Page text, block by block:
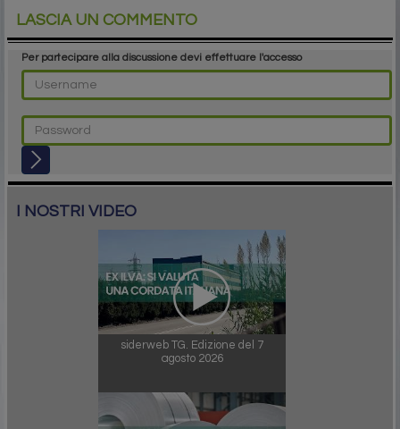
LASCIA UN COMMENTO
Per partecipare alla discussione devi effettuare l'accesso
I NOSTRI VIDEO
siderweb TG. Edizione del 7
agosto 2026